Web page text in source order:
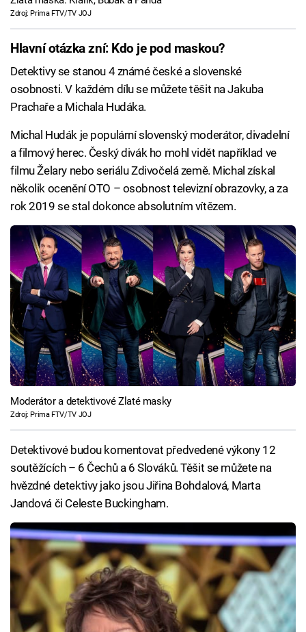
Zdroj: Prima FTV/TV JOJ
Hlavní otázka zní: Kdo je pod maskou?
Detektivy se stanou 4 známé české a slovenské
osobnosti. V každém dílu se můžete těšit na Jakuba
Prachaře a Michala Hudáka.
Michal Hudák je populární slovenský moderátor, divadelní
a filmový herec. Český divák ho mohl vidět například ve
filmu Želary nebo seriálu Zdivočelá země. Michal získal
několik ocenění OTO – osobnost televizní obrazovky, a za
rok 2019 se stal dokonce absolutním vítězem.
Moderátor a detektivové Zlaté masky
Zdroj: Prima FTV/TV JOJ
Detektivové budou komentovat předvedené výkony 12
soutěžících – 6 Čechů a 6 Slováků. Těšit se můžete na
hvězdné detektivy jako jsou Jiřina Bohdalová, Marta
Jandová či Celeste Buckingham.